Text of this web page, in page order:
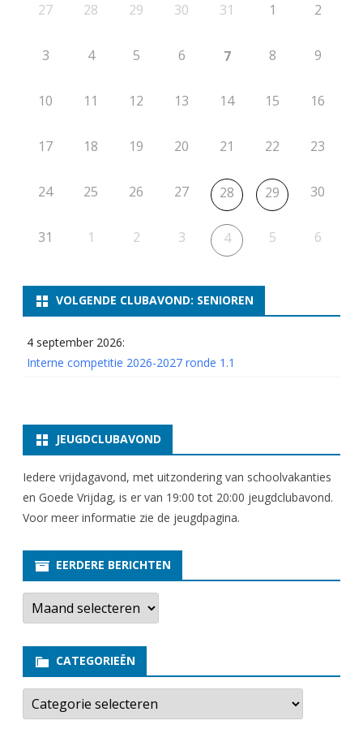
27
28 29 30 31 1 2
3 4 5 6 7 8 9
10 11 12 13 14 15 16
17 18 19 20 21 22 23
24 25 26 27 28 29 30
31 1 2 3 4 5 6
VOLGENDE CLUBAVOND: SENIOREN
4 september 2026:
Interne competitie 2026-2027 ronde 1.1
JEUGDCLUBAVOND
Iedere vrijdagavond, met uitzondering van schoolvakanties
en Goede Vrijdag, is er van 19:00 tot 20:00 jeugdclubavond.
Voor meer informatie zie de jeugdpagina.
EERDERE BERICHTEN
E
r
e
e
b
r
CATEGORIEËN
C
t